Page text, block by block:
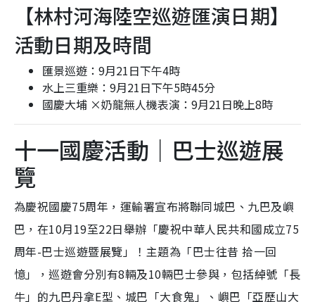
【林村河海陸空巡遊匯演日期】
活動日期及時間
匯景巡遊：9月21日下午4時
水上三重樂：9月21日下午5時45分
國慶大埔 ×奶龍無人機表演：9月21日晚上8時
十一國慶活動｜巴士巡遊展
覽
為慶祝國慶75周年，運輸署宣布將聯同城巴、九巴及嶼
巴，在10月19至22日舉辦「慶祝中華人民共和國成立75
周年-巴士巡遊暨展覽」！主題為「巴士往昔 拾一回
憶」，巡遊會分別有8輛及10輛巴士參與，包括綽號「長
牛」的九巴丹拿E型、城巴「大食鬼」、嶼巴「亞歷山大